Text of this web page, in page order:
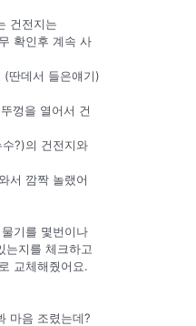
건전지는
확인후 계속 사
(딴데서 들은얘기)
껑을 열어서 건
?)의 건전지와
서 깜짝 놀랬어
기를 몇번이나
는지를 체크하고
교체해줬어요.
마음 조렸는데?